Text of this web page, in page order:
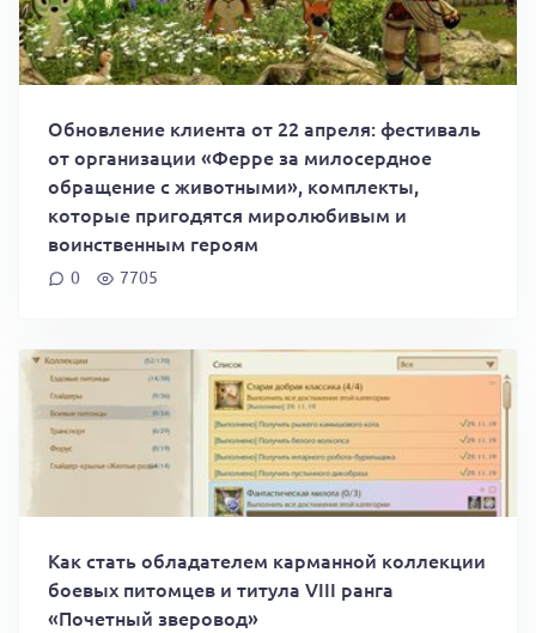
Обновление клиента от 22 апреля: фестиваль
от организации «Ферре за милосердное
обращение с животными», комплекты,
которые пригодятся миролюбивым и
воинственным героям
0 7705
Как стать обладателем карманной коллекции
боевых питомцев и титула VIII ранга
«Почетный зверовод»